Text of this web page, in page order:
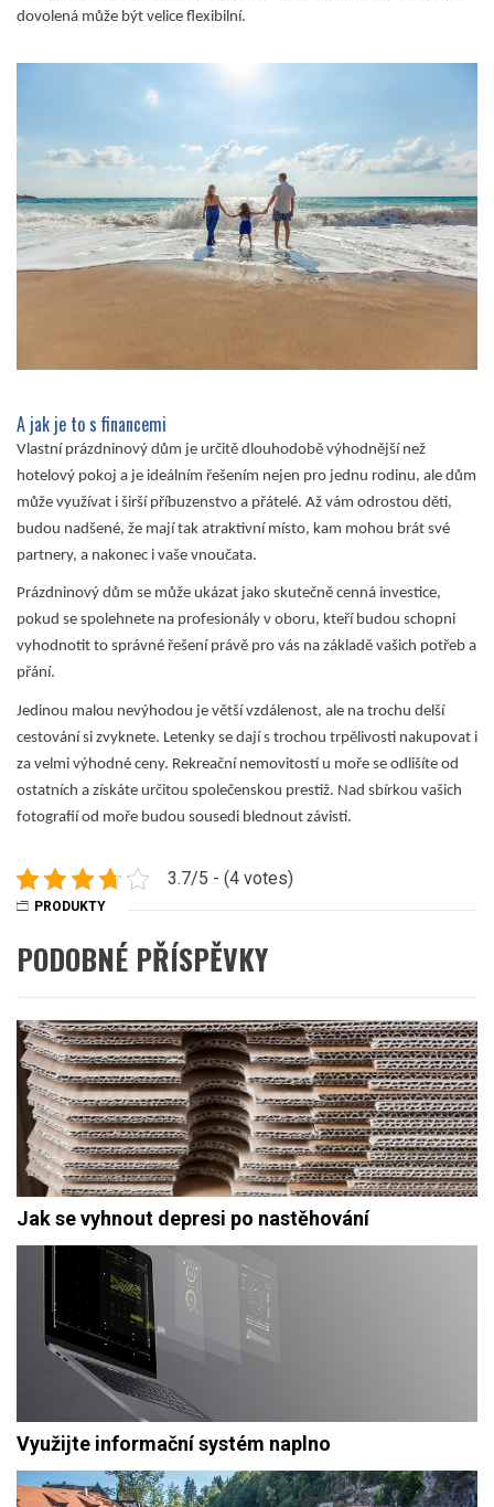
dovolená může být velice flexibilní.
A jak je to s financemi
Vlastní prázdninový dům je určitě dlouhodobě výhodnější než
hotelový pokoj a je ideálním řešením nejen pro jednu rodinu, ale dům
může využívat i širší příbuzenstvo a přátelé. Až vám odrostou děti,
budou nadšené, že mají tak atraktivní místo, kam mohou brát své
partnery, a nakonec i vaše vnoučata.
Prázdninový dům se může ukázat jako skutečně cenná investice,
pokud se spolehnete na profesionály v oboru, kteří budou schopni
vyhodnotit to správné řešení právě pro vás na základě vašich potřeb a
přání.
Jedinou malou nevýhodou je větší vzdálenost, ale na trochu delší
cestování si zvyknete. Letenky se dají s trochou trpělivosti nakupovat i
za velmi výhodné ceny. Rekreační nemovitostí u moře se odlišíte od
ostatních a získáte určitou společenskou prestiž. Nad sbírkou vašich
fotografií od moře budou sousedi blednout závistí.
3.7/5 - (4 votes)
PRODUKTY
PODOBNÉ PŘÍSPĚVKY
Jak se vyhnout depresi po nastěhování
Využijte informační systém naplno